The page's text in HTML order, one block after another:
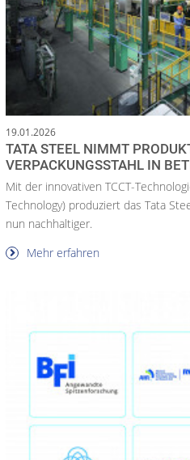
19.01.2026
TATA STEEL NIMMT
VERPACKUNGSSTAHL IN
Mit der innovativen TCCT-
Technology) produziert das Tata
nun nachhaltiger.
Mehr erfahren